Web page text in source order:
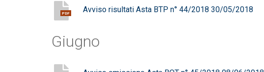
PDF Avviso risultati Asta BTP n° 44/2018 30/05/2018
Giugno